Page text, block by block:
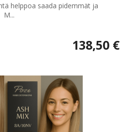
helppoa saada pidemmät ja
M...
138,50 €